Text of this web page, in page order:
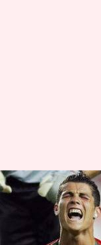
फुटबॉल:
बड़ी
फाइनल में